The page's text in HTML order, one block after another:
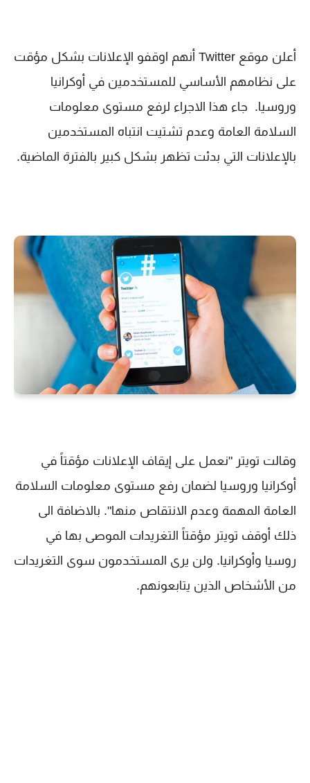
أعلن موقع Twitter أنهم اوقفو الإعلانات بشكل مؤقت
على نظامهم الأساسي للمستخدمين في أوكرانيا
وروسيا. جاء هذا الاجراء لرفع مستوى معلومات
السلامة العامة وعدم تشتيت انتباه المستخدمين
بالإعلانات التي بدئت تظهر بشكل كبير بالفترة الماضية.
وقالت تويتر "نعمل على إيقاف الإعلانات مؤقتاً في
أوكرانيا وروسيا لضمان رفع مستوى معلومات السلامة
العامة المهمة وعدم الانتقاص منها". بالاضافة الى
ذلك أوقف تويتر مؤقتاً التغريدات الموصى بها في
روسيا وأوكرانيا. ولن يرى المستخدمون سوى التغريدات
من الأشخاص الذين يتابعونهم.